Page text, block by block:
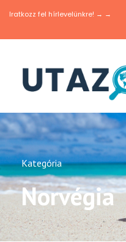
Iratkozz fel hírlevelünkre! → →
Kategória
Norvégia